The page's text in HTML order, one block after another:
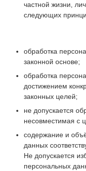
частной жизни,
следующих
обработка
законной основе;
обработка
достижением
законных целей;
не допускается
несовместимая с
содержание и
данных
Не допускается
персональных